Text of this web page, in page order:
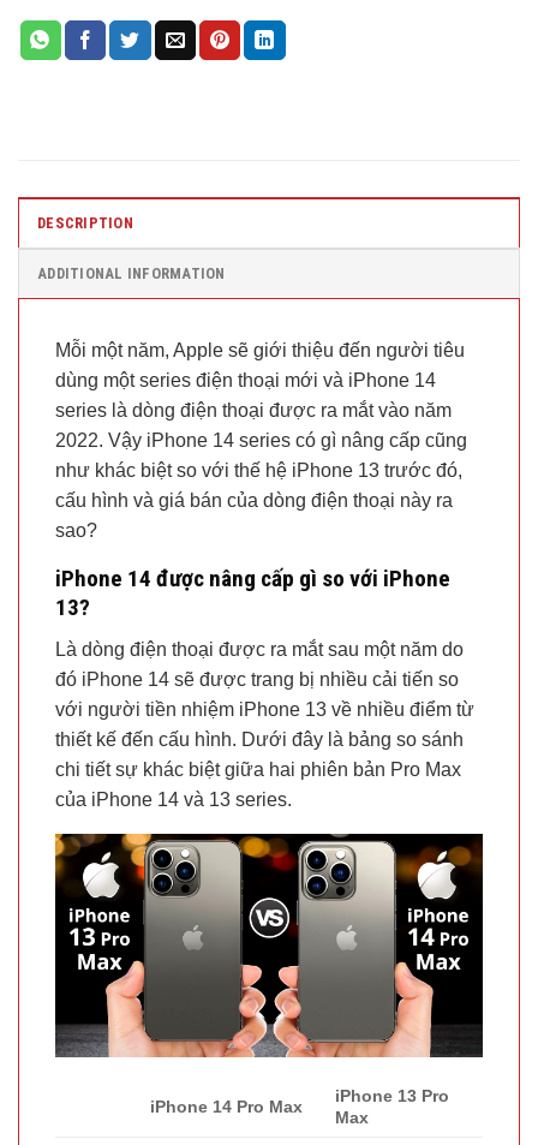
DESCRIPTION
ADDITIONAL INFORMATION
Mỗi một năm, Apple sẽ giới thiệu đến người tiêu
dùng một series điện thoại mới và iPhone 14
series là dòng điện thoại được ra mắt vào năm
2022. Vậy iPhone 14 series có gì nâng cấp cũng
như khác biệt so với thế hệ iPhone 13 trước đó,
cấu hình và giá bán của dòng điện thoại này ra
sao?
iPhone 14 được nâng cấp gì so với iPhone
13?
Là dòng điện thoại được ra mắt sau một năm do
đó iPhone 14 sẽ được trang bị nhiều cải tiến so
với người tiền nhiệm iPhone 13 về nhiều điểm từ
thiết kế đến cấu hình. Dưới đây là bảng so sánh
chi tiết sự khác biệt giữa hai phiên bản Pro Max
của iPhone 14 và 13 series.
iPhone 14 Pro Max
iPhone 13 Pro
Max